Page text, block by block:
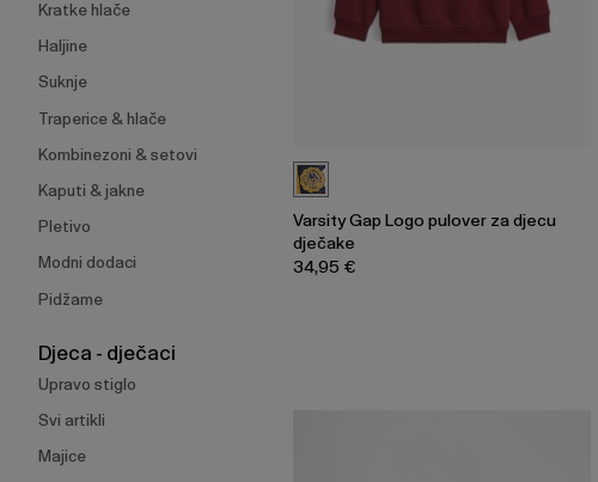
Kratke hlače
Haljine
Suknje
Traperice & hlače
Kombinezoni & setovi
Kaputi & jakne
Pletivo
Modni dodaci
Pidžame
Djeca - dječaci
Upravo stiglo
Svi artikli
Majice
Varsity Gap Logo pulover za djecu
dječake
34,95 €